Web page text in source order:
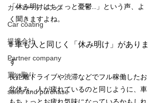
カーコーティング
Car coating
提携会社
Partner company
買い取り
sales and purchase
「休み明けはちょっと憂鬱…」という声、よ
く聞きますよね。
🚦 車も人と同じく「休み明け」がありま
す
長距離ドライブや渋滞などでフル稼働したお
盆休み。人が疲れているのと同じように、車